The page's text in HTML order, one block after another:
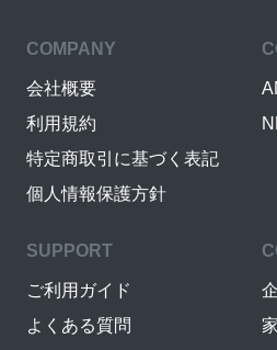
COMPANY
会社概要
利用規約
特定商取引に基づく表記
個人情報保護方針
SUPPORT
ご利用ガイド
よくある質問